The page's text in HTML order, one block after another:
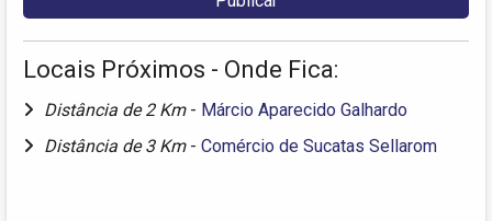
Locais Próximos - Onde Fica:
Distância de 2 Km - Márcio Aparecido Galhardo
Distância de 3 Km - Comércio de Sucatas Sellarom